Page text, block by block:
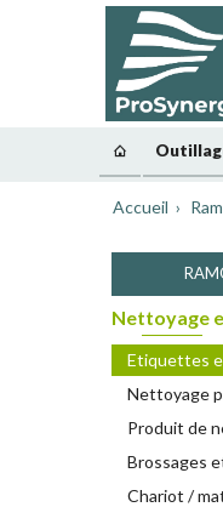
Accueil
Nettoyage
Etiquettes
Nettoyage
Produit de
Brossages
Chariot /